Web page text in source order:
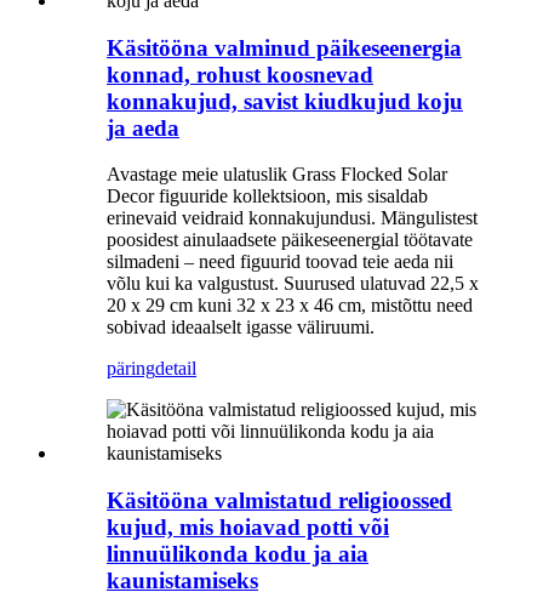
Käsitööna valminud päikeseenergia
konnad, rohust koosnevad
konnakujud, savist kiudkujud koju
ja aeda
Avastage meie ulatuslik Grass Flocked Solar
Decor figuuride kollektsioon, mis sisaldab
erinevaid veidraid konnakujundusi. Mängulistest
poosidest ainulaadsete päikeseenergial töötavate
silmadeni – need figuurid toovad teie aeda nii
võlu kui ka valgustust. Suurused ulatuvad 22,5 x
20 x 29 cm kuni 32 x 23 x 46 cm, mistõttu need
sobivad ideaalselt igasse väliruumi.
päringdetail
Käsitööna valmistatud religioossed
kujud, mis hoiavad potti või
linnuülikonda kodu ja aia
kaunistamiseks